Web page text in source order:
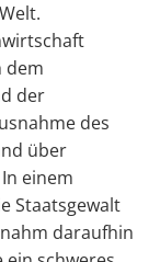
dem
der
des
über
einem
Staatsgewalt
daraufhin